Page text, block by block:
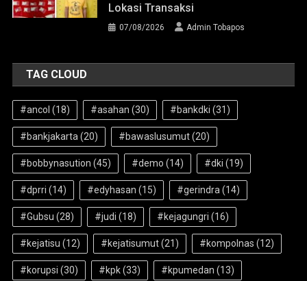
Lokasi Transaksi
07/08/2026 Admin Tobapos
TAG CLOUD
#ancol (18) #asahan (30) #bankdki (31)
#bankjakarta (20) #bawaslusumut(20)
#bobbynasution (45) #demo (14) #dki (19)
#dprri (14) #edyhasan (15) #gerindra (14)
#Gubsu (28) #judi (18) #kejagungri (16)
#kejatisu (12) #kejatisumut(21) #kompolnas (12)
#korupsi (30) #kpk(33) #kpumedan (13)